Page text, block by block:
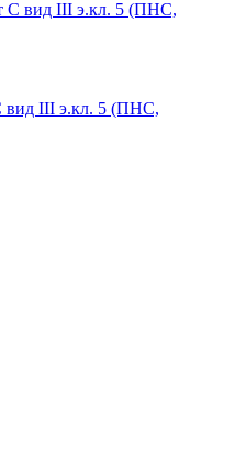
вид III э.кл. 5 (ПНС,